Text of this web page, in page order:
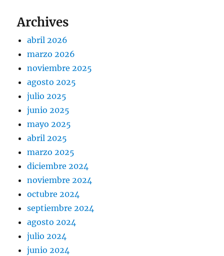
Archives
abril 2026
marzo 2026
noviembre 2025
agosto 2025
julio 2025
junio 2025
mayo 2025
abril 2025
marzo 2025
diciembre 2024
noviembre 2024
octubre 2024
septiembre 2024
agosto 2024
julio 2024
junio 2024